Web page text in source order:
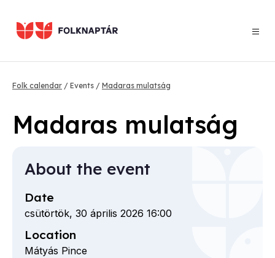
main
content
Breadcrumb
Folk calendar Events Madaras mulatság
Madaras mulatság
About the event
Date
csütörtök, 30 április 2026 16:00
Location
Mátyás Pince